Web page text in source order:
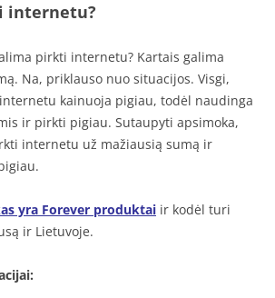
internetu?
pirkti internetu? Kartais galima
Na, priklauso nuo situacijos. Visgi,
kainuoja pigiau, todėl naudinga
ir pirkti pigiau. Sutaupyti apsimoka,
internetu už mažiausią sumą ir
yra Forever produktai ir kodėl turi
ir Lietuvoje.